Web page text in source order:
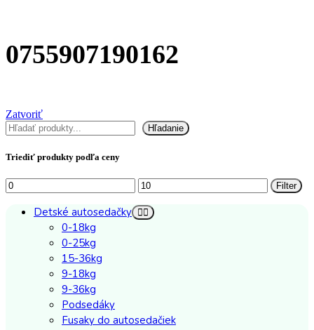
0755907190162
Zatvoriť
Hľadať
Hľadanie
Triediť produkty podľa ceny
Minimálna
cena
Maximálna
cena
Filter
Detské autosedačky
0-18kg
0-25kg
15-36kg
9-18kg
9-36kg
Podsedáky
Fusaky do autosedačiek